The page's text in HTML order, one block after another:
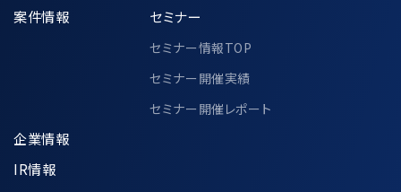
案件情報 セミナー
セミナー情報TOP
セミナー開催実績
セミナー開催レポート
企業情報
IR情報